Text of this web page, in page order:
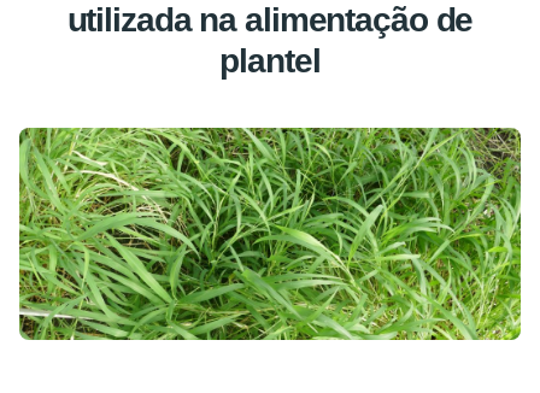
utilizada na alimentação de
plantel